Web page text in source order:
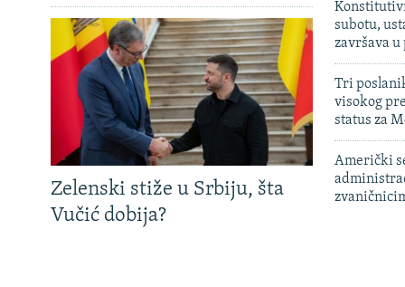
Zelenski stiže u Srbiju, šta
Vučić dobija?
subotu,
završava u
Tri
visokog
status za
Američki